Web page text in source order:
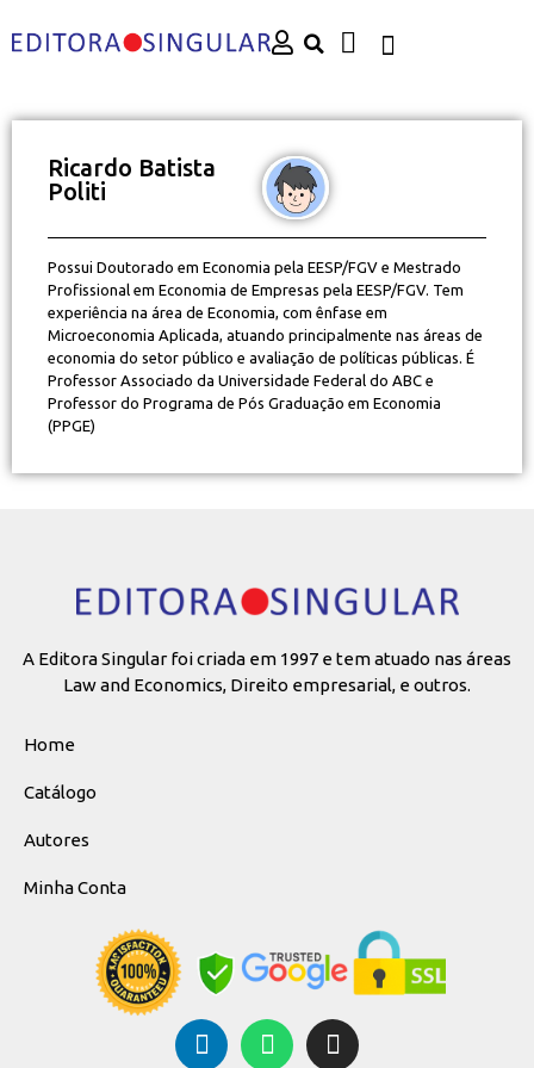
Ricardo Batista
Politi
Possui Doutorado em Economia pela EESP/FGV e Mestrado
Profissional em Economia de Empresas pela EESP/FGV. Tem
experiência na área de Economia, com ênfase em
Microeconomia Aplicada, atuando principalmente nas áreas de
economia do setor público e avaliação de políticas públicas. É
Professor Associado da Universidade Federal do ABC e
Professor do Programa de Pós Graduação em Economia
(PPGE)
A Editora Singular foi criada em 1997 e tem atuado nas áreas
Law and Economics, Direito empresarial, e outros.
Home
Catálogo
Autores
Minha Conta